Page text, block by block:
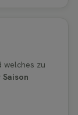
welches zu